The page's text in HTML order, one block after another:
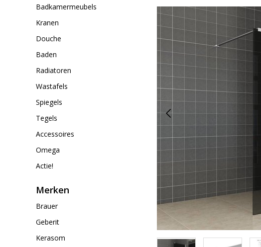
Badkamermeubels
Kranen
Douche
Baden
Radiatoren
Wastafels
Spiegels
Tegels
Accessoires
Omega
Actie!
Merken
Brauer
Geberit
Kerasom